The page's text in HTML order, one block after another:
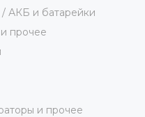
/ АКБ и батарейки
прочее
и прочее